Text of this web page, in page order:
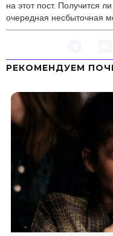
на этот пост. Получится
очередная несбыточная
РЕКОМЕНДУЕМ